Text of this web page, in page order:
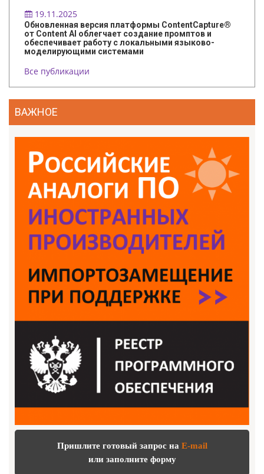
19.11.2025
Обновленная версия платформы ContentCapture®
от Content AI облегчает создание промптов и
обеспечивает работу с локальными языково-
моделирующими системами
Все публикации
ВАЖНОЕ
Пришлите готовый запрос на E-mail
или заполните форму